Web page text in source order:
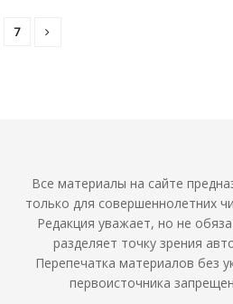
7
Все материалы на сайте
только для совершеннолетних
Редакция уважает, но не
разделяет точку зрения
Перепечатка материалов без
первоисточника